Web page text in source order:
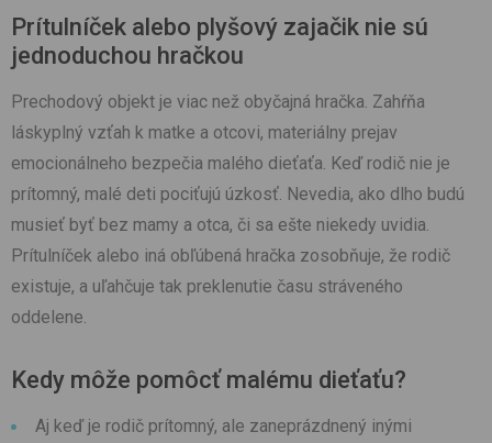
Prítulníček alebo plyšový zajačik nie sú
jednoduchou hračkou
Prechodový objekt je viac než obyčajná hračka. Zahŕňa
láskyplný vzťah k matke a otcovi, materiálny prejav
emocionálneho bezpečia malého dieťaťa. Keď rodič nie je
prítomný, malé deti pociťujú úzkosť. Nevedia, ako dlho budú
musieť byť bez mamy a otca, či sa ešte niekedy uvidia.
Prítulníček alebo iná obľúbená hračka zosobňuje, že rodič
existuje, a uľahčuje tak preklenutie času stráveného
oddelene.
Kedy môže pomôcť malému dieťaťu?
Aj keď je rodič prítomný, ale zaneprázdnený inými